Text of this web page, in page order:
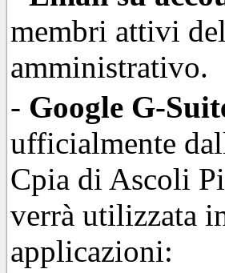
membri attivi
amministrativo.
- Google G-
ufficialmente
Cpia di Ascoli
verrà utilizzata
applicazioni: